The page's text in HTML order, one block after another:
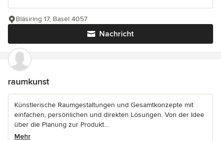
Nachricht
Bläsiring 17, Basel 4057
raumkunst
Künstlerische Raumgestaltungen und Gesamtkonzepte mit
einfachen, persönlichen und direkten Lösungen. Von der Idee
über die Planung zur Produkt...
Mehr